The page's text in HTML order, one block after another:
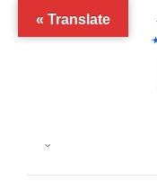
Translate »